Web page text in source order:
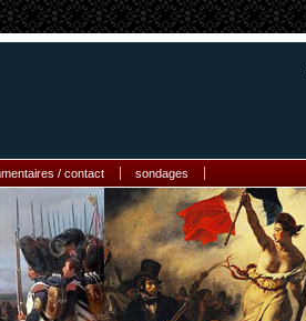
/ contact sondages